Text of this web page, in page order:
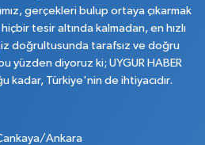
gerçekleri bulup ortaya çıkarmak
tesir altında kalmadan, en hızlı
doğrultusunda tarafsız ve doğru
yüzden diyoruz ki; UYGUR HABER
kadar, Türkiye'nin de ihtiyacıdır.
Ankara